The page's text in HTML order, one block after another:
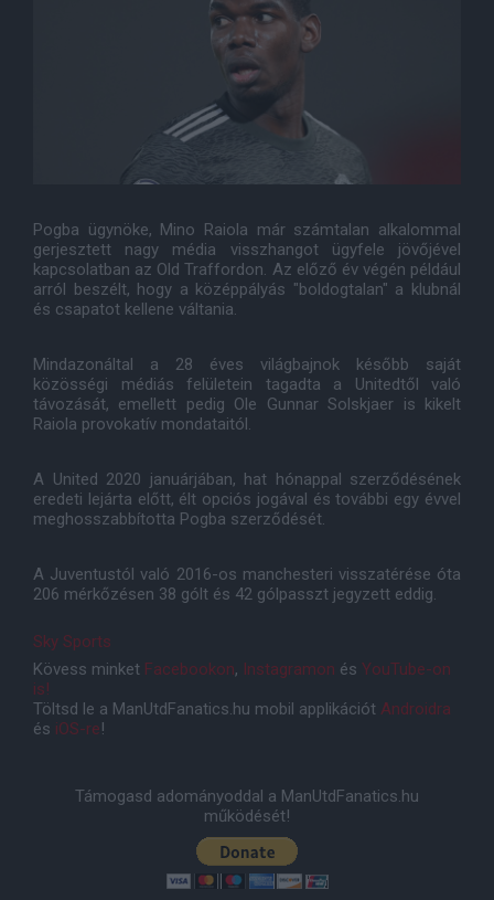
Pogba ügynöke, Mino Raiola már számtalan alkalommal
gerjesztett nagy média visszhangot ügyfele jövőjével
kapcsolatban az Old Traffordon. Az előző év végén például
arról beszélt, hogy a középpályás "boldogtalan" a klubnál
és csapatot kellene váltania.
Mindazonáltal a 28 éves világbajnok később saját
közösségi médiás felületein tagadta a Unitedtől való
távozását, emellett pedig Ole Gunnar Solskjaer is kikelt
Raiola provokatív mondataitól.
A United 2020 januárjában, hat hónappal szerződésének
eredeti lejárta előtt, élt opciós jogával és további egy évvel
meghosszabbította Pogba szerződését.
A Juventustól való 2016-os manchesteri visszatérése óta
206 mérkőzésen 38 gólt és 42 gólpasszt jegyzett eddig.
Sky Sports
Kövess minket Facebookon, Instagramon és YouTube-on
is!
Töltsd le a ManUtdFanatics.hu mobil applikációt Androidra
és iOS-re!
Támogasd adományoddal a ManUtdFanatics.hu
működését!